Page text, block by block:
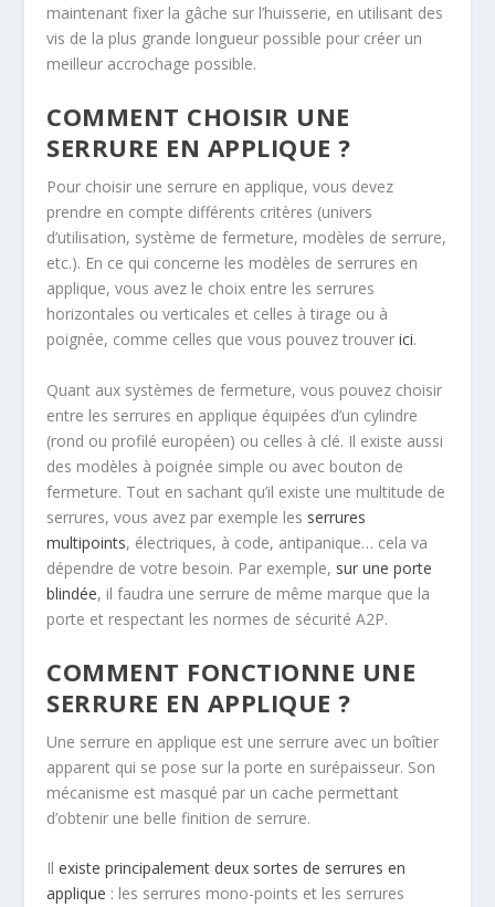
maintenant fixer la gâche sur l’huisserie, en utilisant des
vis de la plus grande longueur possible pour créer un
meilleur accrochage possible.
COMMENT CHOISIR UNE
SERRURE EN APPLIQUE ?
Pour choisir une serrure en applique, vous devez
prendre en compte différents critères (univers
d’utilisation, système de fermeture, modèles de serrure,
etc.). En ce qui concerne les modèles de serrures en
applique, vous avez le choix entre les serrures
horizontales ou verticales et celles à tirage ou à
poignée, comme celles que vous pouvez trouverici.
Quant aux systèmes de fermeture, vous pouvez choisir
entre les serrures en applique équipées d’un cylindre
(rond ou profilé européen) ou celles à clé. Il existe aussi
des modèles à poignée simple ou avec bouton de
fermeture. Tout en sachant qu’il existe une multitude de
serrures, vous avez par exemple les serrures
multipoints, électriques, à code, antipanique… cela va
dépendre de votre besoin. Par exemple, sur une porte
blindée, il faudra une serrure de même marque que la
porte et respectant les normes de sécurité A2P.
COMMENT FONCTIONNE UNE
SERRURE EN APPLIQUE ?
Une serrure en applique est une serrure avec un boîtier
apparent qui se pose sur la porte en surépaisseur. Son
mécanisme est masqué par un cache permettant
d’obtenir une belle finition de serrure.
Ilexiste principalement deux sortes de serrures en
applique : les serrures mono-points et les serrures